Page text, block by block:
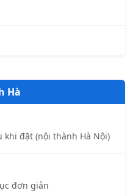
Hà
khi đặt (nội thành Hà Nội)
đơn giản